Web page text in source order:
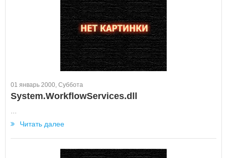
01 январь 2000, Суббота
System.WorkflowServices.dll
Читать далее